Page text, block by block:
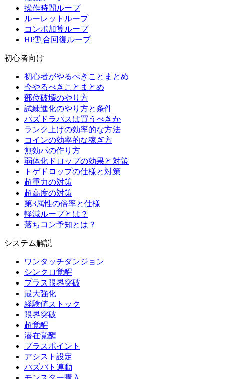
操作時間ループ
ルーレットループ
コンボ加算ループ
HP割合回復ループ
初心者向け
初心者がやるべきことまとめ
今やるべきことまとめ
部位破壊のやり方
試練進化のやり方と条件
パズドラパスは買うべきか
ランク上げの効率的な方法
コインの効率的な稼ぎ方
無効パの作り方
弱体化ドロップの効果と対策
トゲドロップの仕様と対策
超重力の対策
超高度の対策
第3属性の倍率と仕様
軽減ループとは？
落ちコン予知とは？
システム解説
ワンタッチダンジョン
シンクロ覚醒
プラス限界突破
最大強化
経験値ストック
限界突破
超覚醒
潜在覚醒
プラスポイント
アシスト設定
パズバト連動